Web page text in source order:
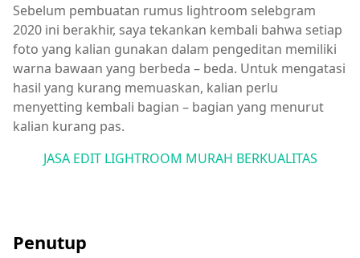
Sebelum pembuatan rumus lightroom selebgram
2020 ini berakhir, saya tekankan kembali bahwa setiap
foto yang kalian gunakan dalam pengeditan memiliki
warna bawaan yang berbeda – beda. Untuk mengatasi
hasil yang kurang memuaskan, kalian perlu
menyetting kembali bagian – bagian yang menurut
kalian kurang pas.
JASA EDIT LIGHTROOM MURAH BERKUALITAS
Penutup